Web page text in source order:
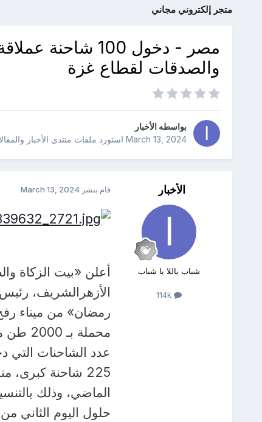
متجر إلكتروني مجاني
مصر - دخول 100
والصدقات لقطاع غزة
بواسطه الأخبار
March 13, 2024استورد ملفات منتدى الأخبار
الأخبار
شباب ياللا يا شباب
114k
قام بنشر March 13, 2024
أعلن «بيت الزكاة
الأزهرالشريف،
عدد الشاحنات التي
225 شاحنة
الماضي، وذلك
حلول اليوم الثاني